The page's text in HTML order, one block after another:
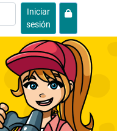
Iniciar
sesión